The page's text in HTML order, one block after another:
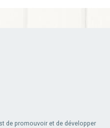
de promouvoir et de développer